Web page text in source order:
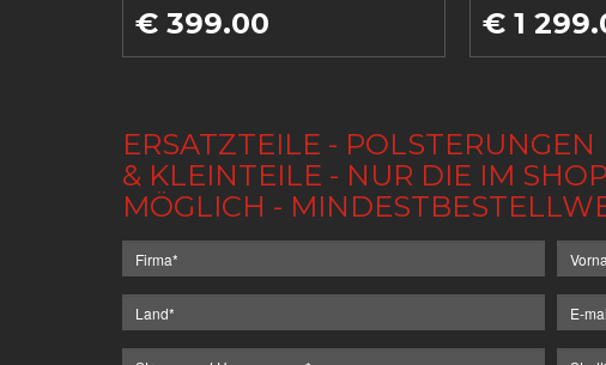
€ 399.00 € 1
ERSATZTEILE -
& KLEINTEILE - NUR DIE IM
MÖGLICH -